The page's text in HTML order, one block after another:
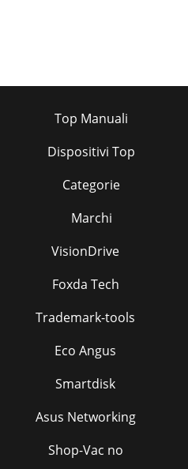
Top Manuali
Dispositivi Top
Categorie
Marchi
VisionDrive
Foxda Tech
Trademark-tools
Eco Angus
Smartdisk
Asus Networking
Shop-Vac no